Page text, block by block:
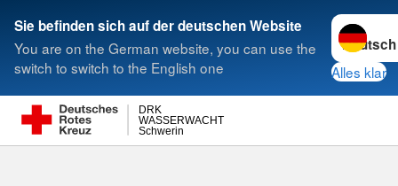
Sie befinden sich auf der deutschen Website
You are on the German website, you can use the
switch to switch to the English one
Sprache
Alles klar
Schwerin
WASSERWACHT
DRK
Suche